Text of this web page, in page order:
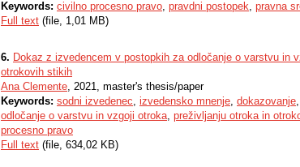
Keywords: civilno procesno pravo, pravdni postopek, pravna
Full text (file, 1,01 MB)
6. Dokaz z izvedencem v postopkih za odločanje o varstvu in
otrokovih stikih
Ana Clemente, 2021, master's thesis/paper
Keywords: sodni izvedenec, izvedensko mnenje, dokazovanje,
odločanje o varstvu in vzgoji otroka, preživljanju otroka in
procesno pravo
Full text (file, 634,02 KB)